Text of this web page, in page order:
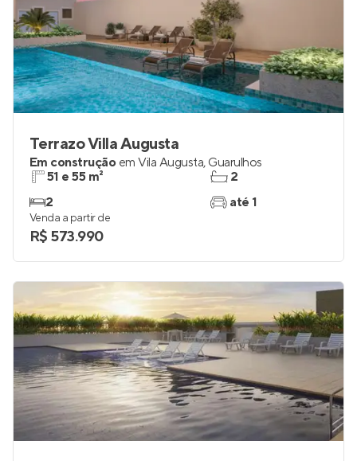
Terrazo Villa Augusta
Em construção em Vila Augusta, Guarulhos
51 e 55 m²
2
2
até 1
Venda a partir de
R$ 573.990